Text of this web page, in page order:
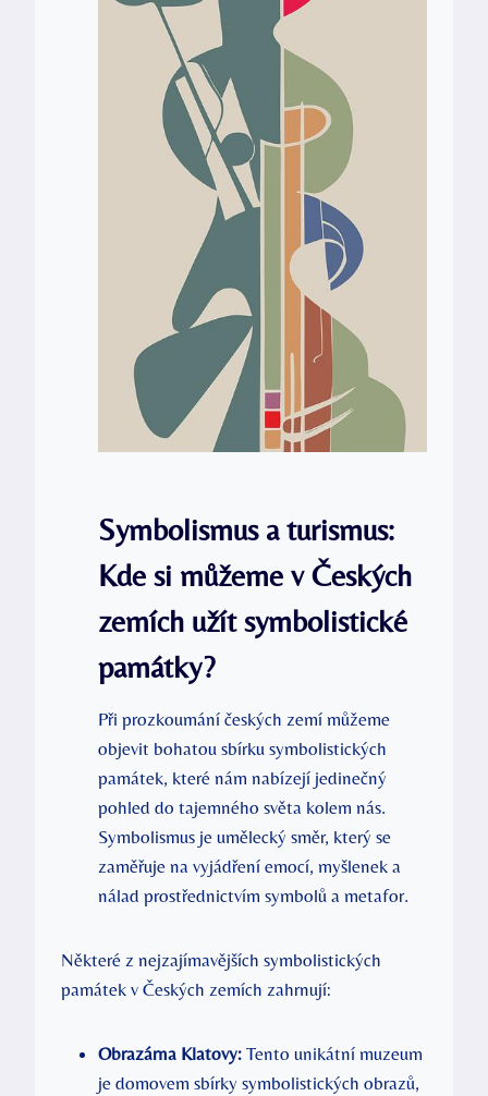
Symbolismus a turismus:
Kde si můžeme v Českých
zemích užít symbolistické
památky?
Při prozkoumání českých zemí můžeme
objevit bohatou sbírku symbolistických
památek, které nám nabízejí jedinečný
pohled do tajemného světa kolem nás.
Symbolismus je umělecký směr, který se
zaměřuje na vyjádření emocí, myšlenek a
nálad prostřednictvím symbolů a metafor.
Některé z nejzajímavějších symbolistických
památek v Českých zemích zahrnují:
Obrazárna Klatovy: Tento unikátní muzeum
je domovem sbírky symbolistických obrazů,